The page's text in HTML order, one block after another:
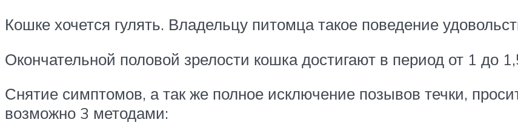
Кошке хочется гулять. Владельцу питомца такое поведение
Окончательной половой зрелости кошка достигают в период от 1 до
Снятие симптомов, а так же полное исключение позывов течки,
возможно 3 методами: